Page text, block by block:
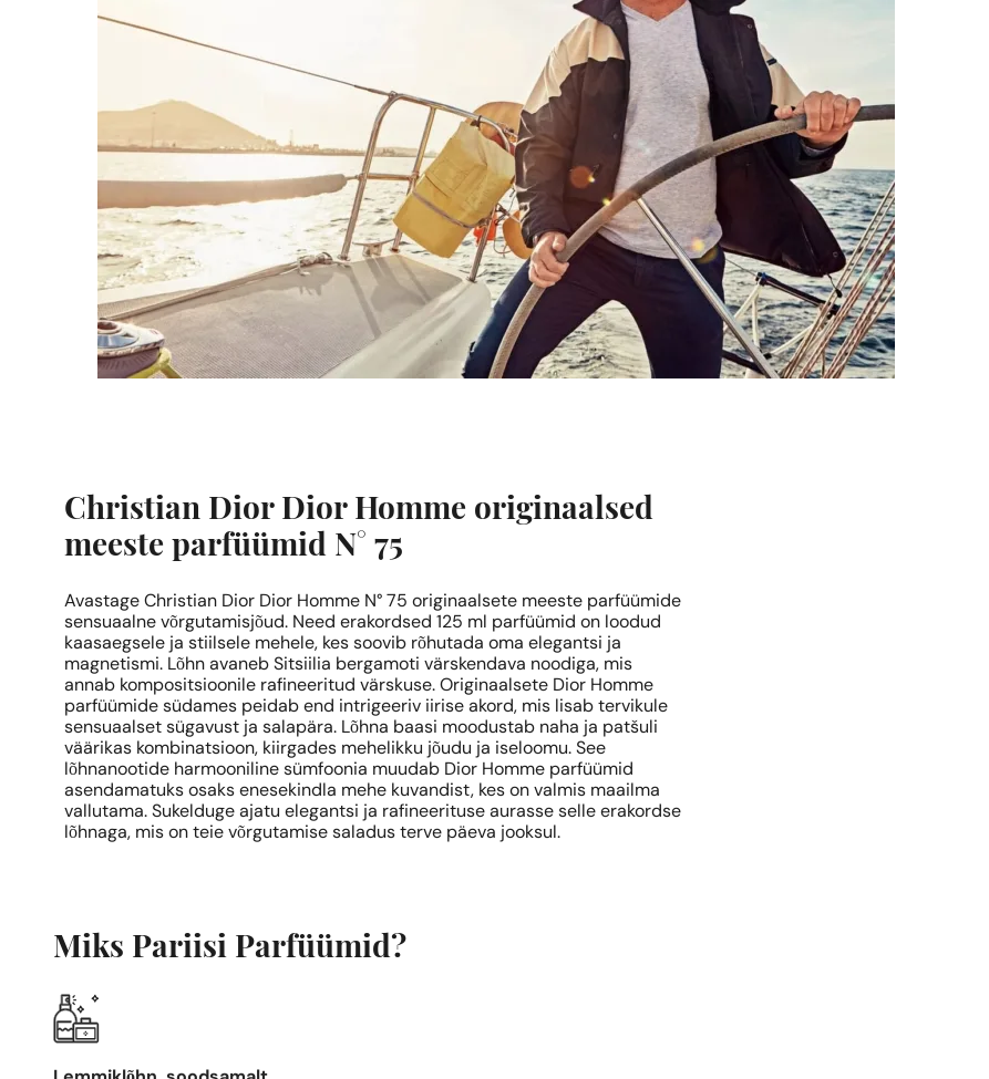
Christian Dior Dior Homme originaalsed
meeste parfüümid N° 75
Avastage Christian Dior Dior Homme N° 75 originaalsete meeste parfüümide
sensuaalne võrgutamisjõud. Need erakordsed 125 ml parfüümid on loodud
kaasaegsele ja stiilsele mehele, kes soovib rõhutada oma elegantsi ja
magnetismi. Lõhn avaneb Sitsiilia bergamoti värskendava noodiga, mis
annab kompositsioonile rafineeritud värskuse. Originaalsete Dior Homme
parfüümide südames peidab end intrigeeriv iirise akord, mis lisab tervikule
sensuaalset sügavust ja salapära. Lõhna baasi moodustab naha ja patšuli
väärikas kombinatsioon, kiirgades mehelikku jõudu ja iseloomu. See
lõhnanootide harmooniline sümfoonia muudab Dior Homme parfüümid
asendamatuks osaks enesekindla mehe kuvandist, kes on valmis maailma
vallutama. Sukelduge ajatu elegantsi ja rafineerituse aurasse selle erakordse
lõhnaga, mis on teie võrgutamise saladus terve päeva jooksul.
Miks Pariisi Parfüümid?